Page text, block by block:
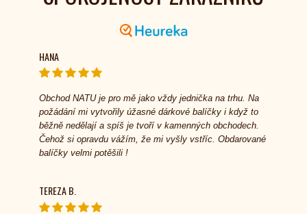
HANA
Obchod NATU je pro mě jako vždy jednička na trhu. Na
požádání mi vytvořily úžasné dárkové balíčky i když to
běžně nedělají a spíš je tvoří v kamenných obchodech.
Čehož si opravdu vážím, že mi vyšly vstříc. Obdarované
balíčky velmi potěšili !
TEREZA B.